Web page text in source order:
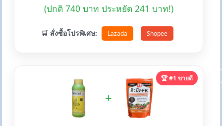
(ปกติ 740 บาท ประหยัด 241 บาท!)
🛒 สั่งซื้อโปรพิเศษ: Lazada Shopee
🏆 #1 ขายดี
+